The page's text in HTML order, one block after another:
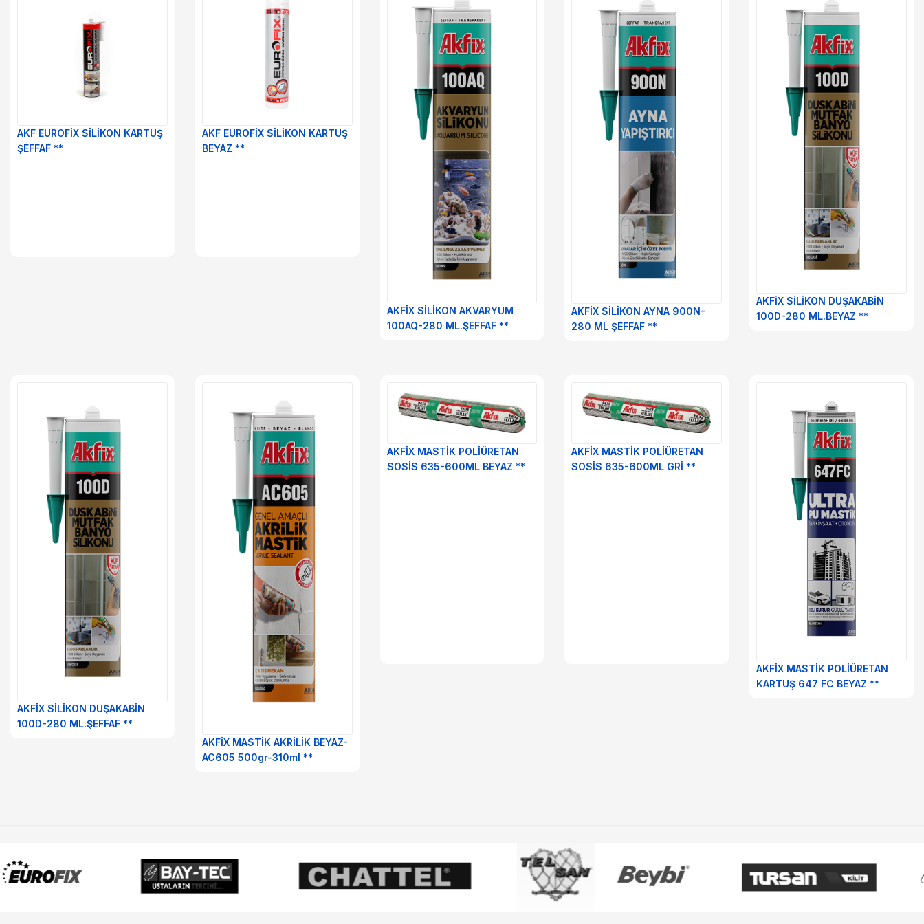
AKF EUROFİX SİLİKON KARTUŞ
ŞEFFAF **
AKF EUROFİX SİLİKON KARTUŞ
BEYAZ **
AKFİX SİLİKON AKVARYUM
100AQ-280 ML.ŞEFFAF **
AKFİX SİLİKON AYNA 900N-
280 ML ŞEFFAF **
AKFİX SİLİKON DUŞAKABİN
100D-280 ML.BEYAZ **
AKFİX SİLİKON DUŞAKABİN
100D-280 ML.ŞEFFAF **
AKFİX MASTİK AKRİLİK BEYAZ-
AC605 500gr-310ml **
AKFİX MASTİK POLİÜRETAN
SOSİS 635-600ML BEYAZ **
AKFİX MASTİK POLİÜRETAN
SOSİS 635-600ML GRİ **
AKFİX MASTİK POLİÜRETAN
KARTUŞ 647 FC BEYAZ **